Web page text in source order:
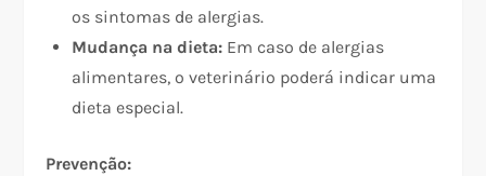
os sintomas de alergias.
Mudança na dieta: Em caso de alergias
alimentares, o veterinário poderá indicar uma
dieta especial.
Prevenção: